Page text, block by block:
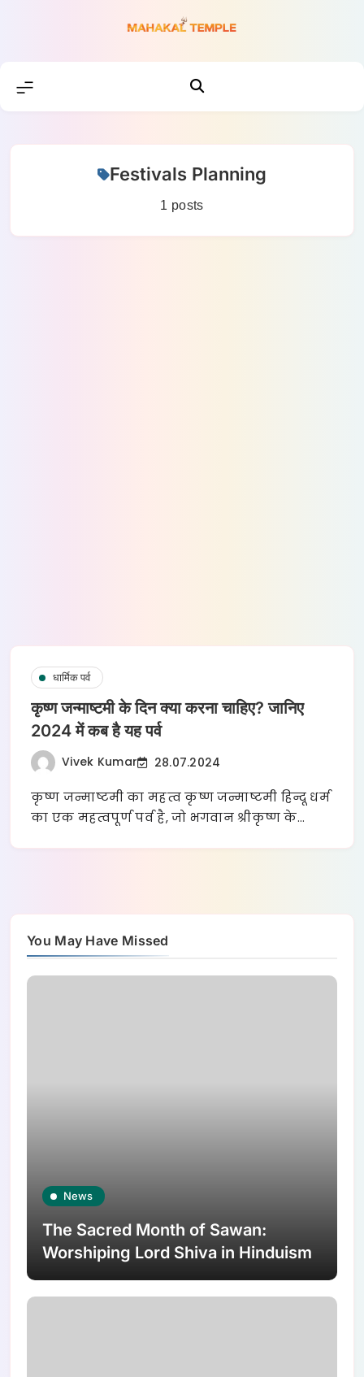
Festivals Planning
1 posts
धार्मिक पर्व
कृष्ण जन्माष्टमी के दिन क्या करना चाहिए? जानिए
2024 में कब है यह पर्व
Vivek Kumar 28.07.2024
कृष्ण जन्माष्टमी का महत्व कृष्ण जन्माष्टमी हिन्दू धर्म
का एक महत्वपूर्ण पर्व है, जो भगवान श्रीकृष्ण के…
You May Have Missed
News
The Sacred Month of Sawan:
Worshiping Lord Shiva in Hinduism